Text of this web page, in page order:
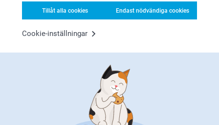
Tillåt alla cookies Endast nödvändiga cookies
Cookie-inställningar
Stay active, stay iconic 🔥
Du klarar dina steg innan lunch, din gymoutfit matchar alltid,